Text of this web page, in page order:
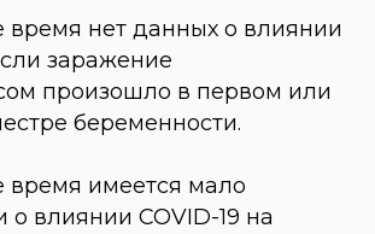
время нет данных о влиянии
заражение
произошло в первом или
беременности.
время имеется мало
влиянии COVID-19 на